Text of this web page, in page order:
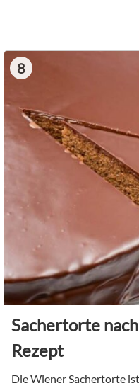
8
Sachertorte
Rezept
Die Wiener Sachertorte